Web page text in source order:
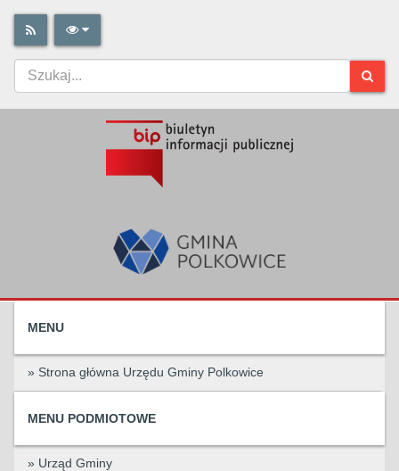
MENU
» Strona główna Urzędu Gminy Polkowice
MENU PODMIOTOWE
» Urząd Gminy